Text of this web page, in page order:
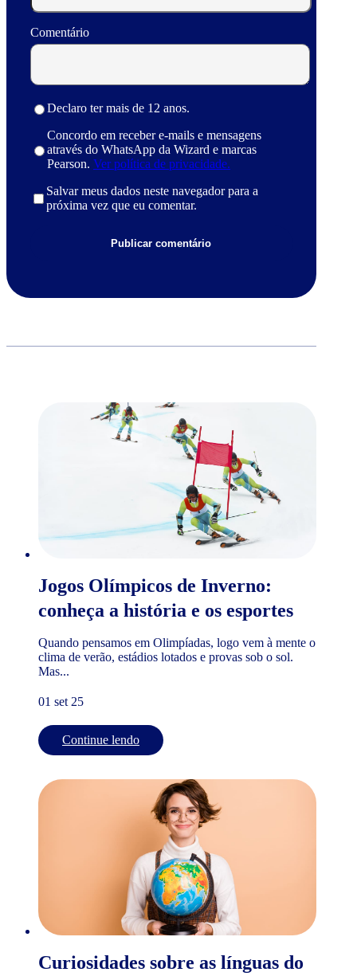
Comentário
Declaro ter mais de 12 anos.
Concordo em receber e-mails e mensagens
através do WhatsApp da Wizard e marcas
Pearson. Ver política de privacidade.
Salvar meus dados neste navegador para a
próxima vez que eu comentar.
Jogos Olímpicos de Inverno:
conheça a história e os esportes
Quando pensamos em Olimpíadas, logo vem à mente o
clima de verão, estádios lotados e provas sob o sol.
Mas...
01 set 25
Continue lendo
Curiosidades sobre as línguas do